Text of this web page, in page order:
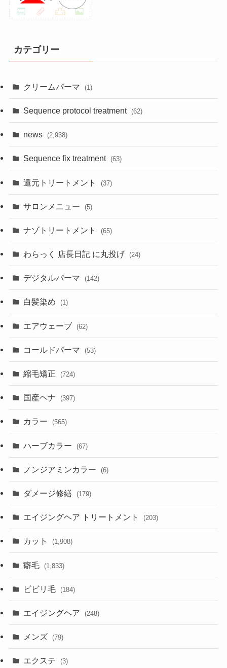
カテゴリー
クリームパーマ (1)
Sequence protocol treatment (62)
news (2,938)
Sequence fix treatment (63)
還元トリートメント (37)
サロンメニュー (5)
ナゾトリートメント (65)
わらっく 店長日記 に丸投げ (24)
デジタルパーマ (142)
白髪染め (1)
エアウェーブ (62)
コールドパーマ (53)
縮毛矯正 (724)
国産ヘナ (397)
カラー (565)
ハーブカラー (67)
ノンジアミンカラー (6)
ダメージ修繕 (179)
エイジングヘア トリートメント (203)
カット (1,908)
癖毛 (1,833)
ビビリ毛 (184)
エイジングヘア (248)
メンズ (79)
エクステ (3)